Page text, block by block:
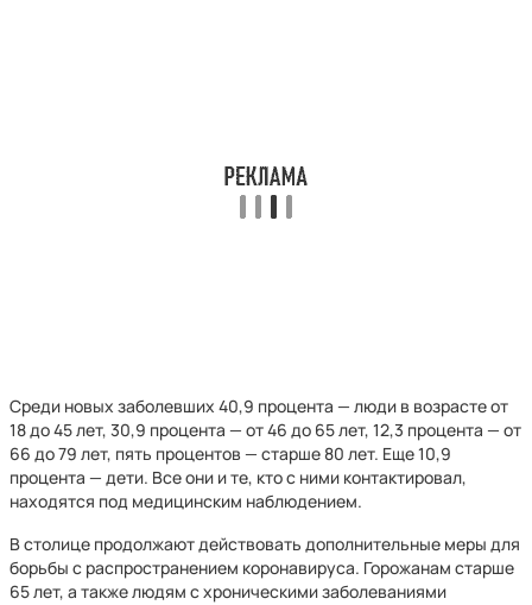
Среди новых заболевших 40,9 процента — люди в возрасте от
18 до 45 лет, 30,9 процента — от 46 до 65 лет, 12,3 процента — от
66 до 79 лет, пять процентов — старше 80 лет. Еще 10,9
процента — дети. Все они и те, кто с ними контактировал,
находятся под медицинским наблюдением.
В столице продолжают действовать дополнительные меры для
борьбы с распространением коронавируса. Горожанам старше
65 лет, а также людям с хроническими заболеваниями